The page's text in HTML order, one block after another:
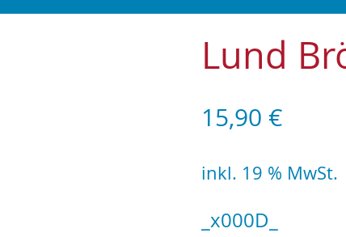
Lund
15,90 €
inkl. 19 % MwSt.
_x000D_